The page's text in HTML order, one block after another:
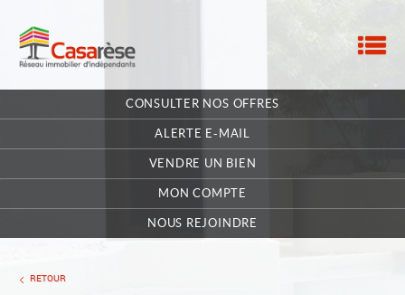
NOTRE RÉSEAU
MA SÉLECTION 0
CONSULTER NOS OFFRES
ALERTE E-MAIL
VENDRE UN BIEN
MON COMPTE
NOUS REJOINDRE
RETOUR